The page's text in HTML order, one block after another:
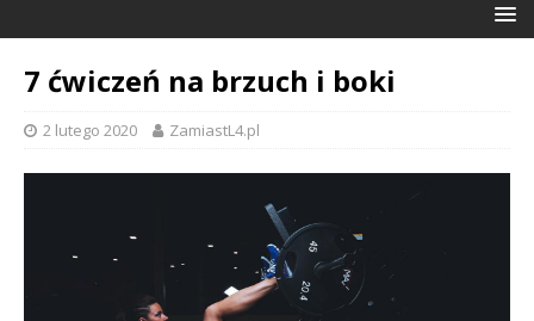
7 ćwiczeń na brzuch i boki
2 lutego 2020 ZamiastL4.pl